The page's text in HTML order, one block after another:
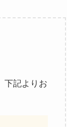
下記よりお